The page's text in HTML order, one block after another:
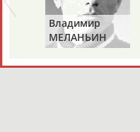
Владимир
МЕЛАНЬИН